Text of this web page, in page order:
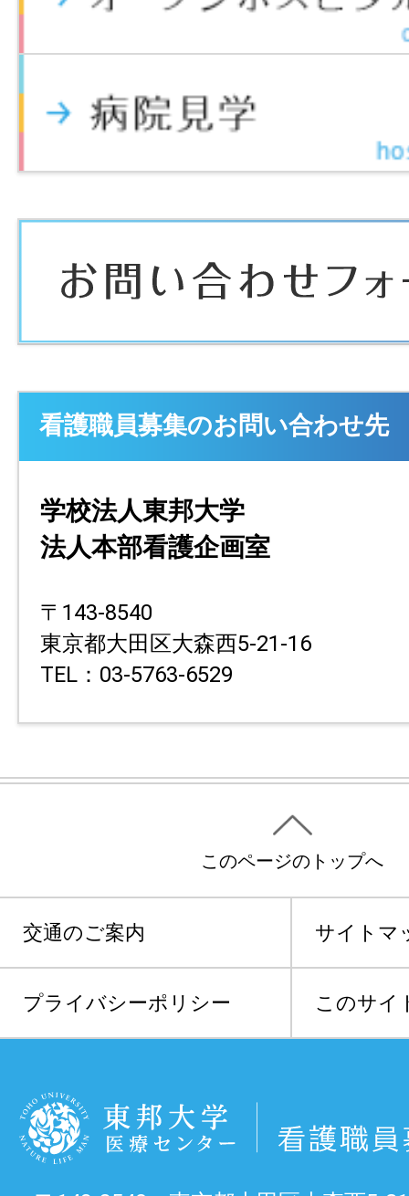
看護職員募集のお問い合わせ先
学校法人東邦大学
法人本部看護企画室
〒143-8540
東京都大田区大森西5-21-16
TEL：03-5763-6529
このページのトップへ
交通のご案内 サイトマ
プライバシーポリシー このサイ